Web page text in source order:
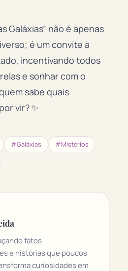
Galáxias” não é apenas
é um convite à
incentivando todos
e sonhar com o
sabe quais
vir? ✨
#Galáxias
#Mistérios
fatos
e histórias que poucos
curiosidades em